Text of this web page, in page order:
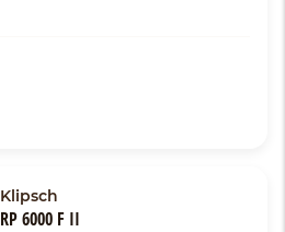
Klipsch
RP 6000 F II